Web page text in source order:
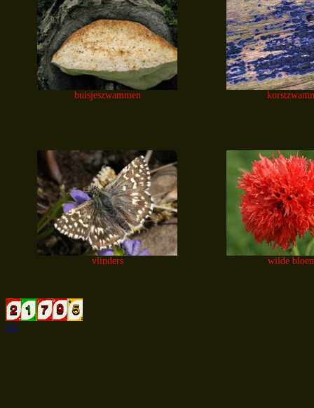
buisjeszwammen
vlinders wilde
<>